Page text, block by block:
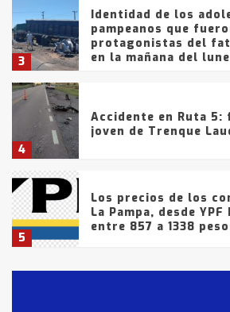
3
Identidad de los
pampeanos que
protagonistas del
en la mañana del
4
Accidente en Ruta 5:
joven de Trenque
5
Los precios de los
La Pampa, desde
entre 857 a 1338